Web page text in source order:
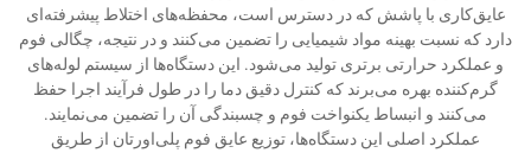
عایق‌کاری با پاشش که در دسترس است، محفظه‌های اختلاط پیشرفته‌ای
دارد که نسبت بهینه مواد شیمیایی را تضمین می‌کنند و در نتیجه، چگالی فوم
و عملکرد حرارتی برتری تولید می‌شود. این دستگاه‌ها از سیستم لوله‌های
گرم‌کننده بهره می‌برند که کنترل دقیق دما را در طول فرآیند اجرا حفظ
می‌کنند و انبساط یکنواخت فوم و چسبندگی آن را تضمین می‌نمایند.
عملکرد اصلی این دستگاه‌ها، توزیع عایق فوم پلی‌اورتان از طریق